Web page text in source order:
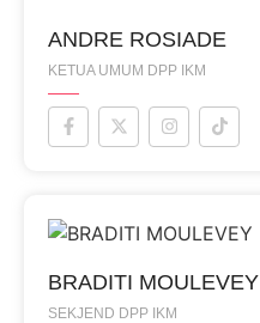
ANDRE ROSIADE
KETUA UMUM DPP IKM
BRADITI MOULEVEY
SEKJEND DPP IKM